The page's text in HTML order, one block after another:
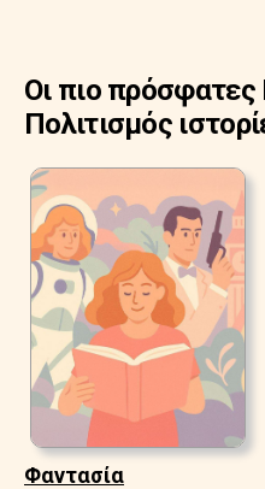
Οι πιο πρόσφατες
Πολιτισμός
Φαντασία